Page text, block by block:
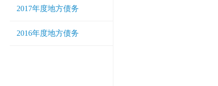
2017年度地方债务
2016年度地方债务